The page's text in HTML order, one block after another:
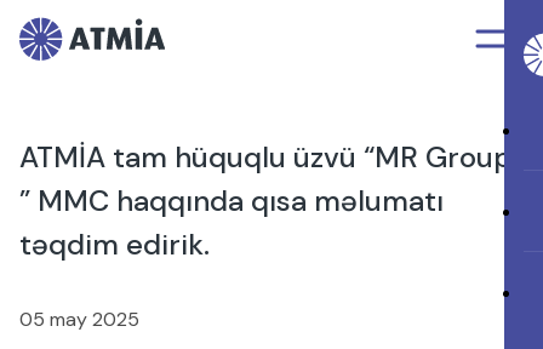
ATMİA tam hüquqlu üzvü “MR Group
” MMC haqqında qısa məlumatı
təqdim edirik.
05 may 2025